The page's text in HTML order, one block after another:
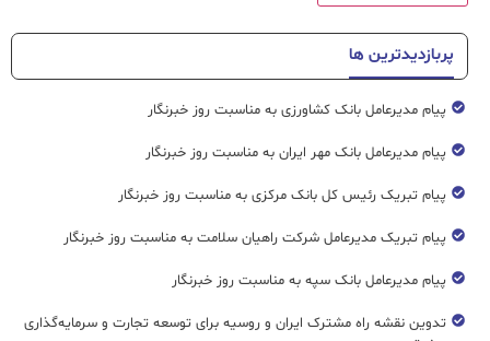
پربازدیدترین ها
پیام مدیرعامل بانک کشاورزی به مناسبت روز خبرنگار
پیام مدیرعامل بانک مهر ایران به مناسبت روز خبرنگار
پیام تبریک رئیس کل بانک مرکزی به مناسبت روز خبرنگار
پیام تبریک مدیرعامل شرکت راهیان سلامت به مناسبت روز خبرنگار
پیام مدیرعامل بانک سپه به مناسبت روز خبرنگار
تدوین نقشه راه مشترک ایران و روسیه برای توسعه تجارت و سرمایه‌گذاری